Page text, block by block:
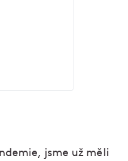
jsme už měli